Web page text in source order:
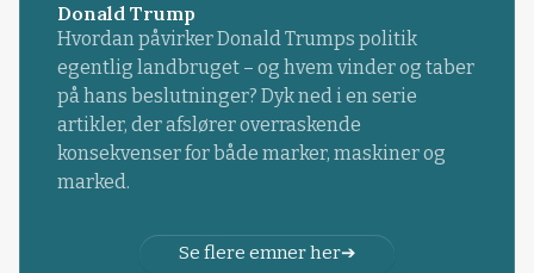
Donald Trump
Hvordan påvirker Donald Trumps politik
egentlig landbruget – og hvem vinder og taber
på hans beslutninger? Dyk ned i en serie
artikler, der afslører overraskende
konsekvenser for både marker, maskiner og
marked.
Se flere emner her